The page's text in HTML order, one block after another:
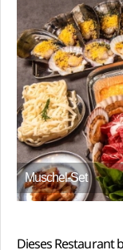
Muschel-Set
Dieses Restaurant